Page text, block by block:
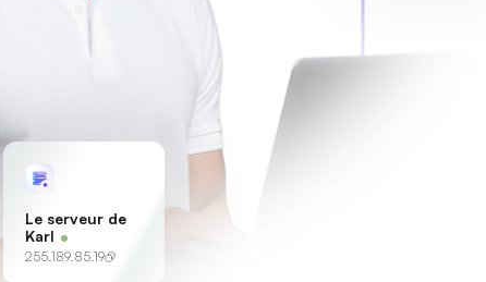
Le serveur de
Karl
255.189.85.19